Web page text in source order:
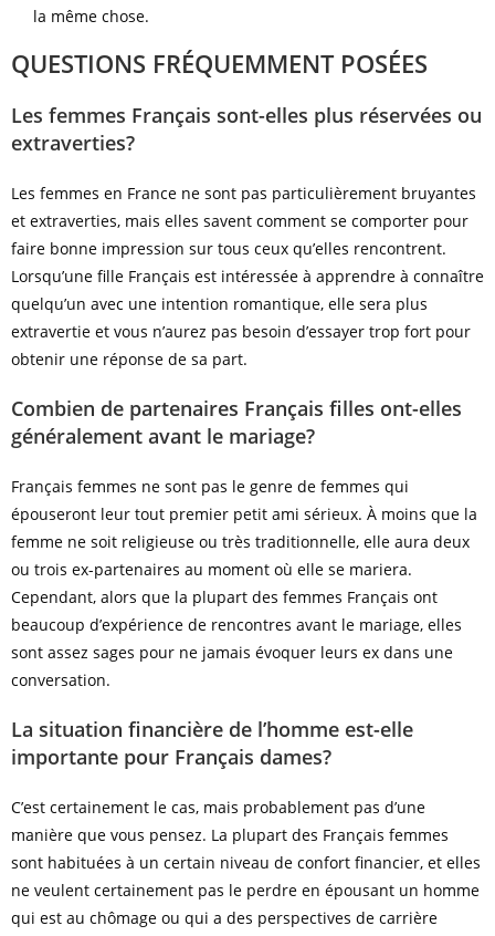
la même chose.
QUESTIONS FRÉQUEMMENT POSÉES
Les femmes Français sont-elles plus réservées ou
extraverties?
Les femmes en France ne sont pas particulièrement bruyantes
et extraverties, mais elles savent comment se comporter pour
faire bonne impression sur tous ceux qu’elles rencontrent.
Lorsqu’une fille Français est intéressée à apprendre à connaître
quelqu’un avec une intention romantique, elle sera plus
extravertie et vous n’aurez pas besoin d’essayer trop fort pour
obtenir une réponse de sa part.
Combien de partenaires Français filles ont-elles
généralement avant le mariage?
Français femmes ne sont pas le genre de femmes qui
épouseront leur tout premier petit ami sérieux. À moins que la
femme ne soit religieuse ou très traditionnelle, elle aura deux
ou trois ex-partenaires au moment où elle se mariera.
Cependant, alors que la plupart des femmes Français ont
beaucoup d’expérience de rencontres avant le mariage, elles
sont assez sages pour ne jamais évoquer leurs ex dans une
conversation.
La situation financière de l’homme est-elle
importante pour Français dames?
C’est certainement le cas, mais probablement pas d’une
manière que vous pensez. La plupart des Français femmes
sont habituées à un certain niveau de confort financier, et elles
ne veulent certainement pas le perdre en épousant un homme
qui est au chômage ou qui a des perspectives de carrière